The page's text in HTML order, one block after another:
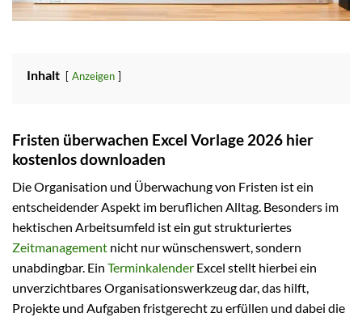
Inhalt Anzeigen
Fristen überwachen Excel Vorlage 2026 hier
kostenlos downloaden
Die Organisation und Überwachung von Fristen ist ein
entscheidender Aspekt im beruflichen Alltag. Besonders im
hektischen Arbeitsumfeld ist ein gut strukturiertes
Zeitmanagement nicht nur wünschenswert, sondern
unabdingbar. Ein Terminkalender Excel stellt hierbei ein
unverzichtbares Organisationswerkzeug dar, das hilft,
Projekte und Aufgaben fristgerecht zu erfüllen und dabei die